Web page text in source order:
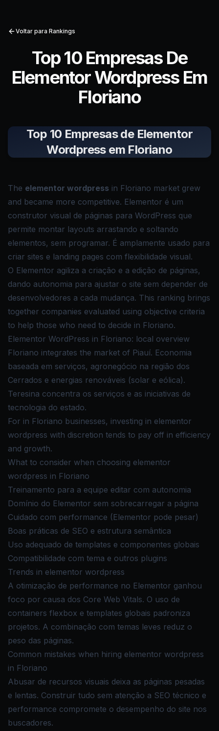
Voltar para Rankings
Top 10 Empresas De
Elementor Wordpress Em
Floriano
Top 10 Empresas de Elementor
Wordpress em Floriano
The elementor wordpress in Floriano market grew
and became more competitive. Elementor é um
construtor visual de páginas para WordPress que
permite montar layouts arrastando e soltando
elementos, sem programar. É amplamente usado para
criar sites e landing pages com flexibilidade visual.
O Elementor agiliza a criação e a edição de páginas,
dando autonomia para ajustar o site sem depender de
desenvolvedores a cada mudança. This ranking brings
together companies evaluated using objective criteria
to help those who need to decide in Floriano.
Elementor WordPress in Floriano: local overview
Floriano integrates the market of Piauí. Economia
baseada em serviços, agronegócio na região dos
Cerrados e energias renováveis (solar e eólica).
Teresina concentra os serviços e as iniciativas de
tecnologia do estado.
For in Floriano businesses, investing in elementor
wordpress with discretion tends to pay off in efficiency
and growth.
What to consider when choosing elementor
wordpress in Floriano
Treinamento para a equipe editar com autonomia
Domínio do Elementor sem sobrecarregar a página
Cuidado com performance (Elementor pode pesar)
Boas práticas de SEO e estrutura semântica
Uso adequado de templates e componentes globais
Compatibilidade com tema e outros plugins
Trends in elementor wordpress
A otimização de performance no Elementor ganhou
foco por causa dos Core Web Vitals. O uso de
containers flexbox e templates globais padroniza
projetos. A combinação com temas leves reduz o
peso das páginas.
Common mistakes when hiring elementor wordpress
in Floriano
Abusar de recursos visuais deixa as páginas pesadas
e lentas. Construir tudo sem atenção a SEO técnico e
performance compromete o desempenho do site nos
buscadores.